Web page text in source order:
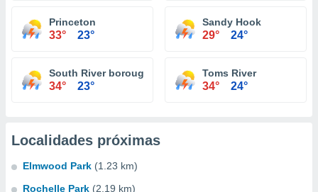
Princeton
33° 23°
Sandy Hook
29° 24°
South River borough
34° 23°
Toms River
34° 24°
Localidades próximas
Elmwood Park (1.23 km)
Rochelle Park (2.19 km)